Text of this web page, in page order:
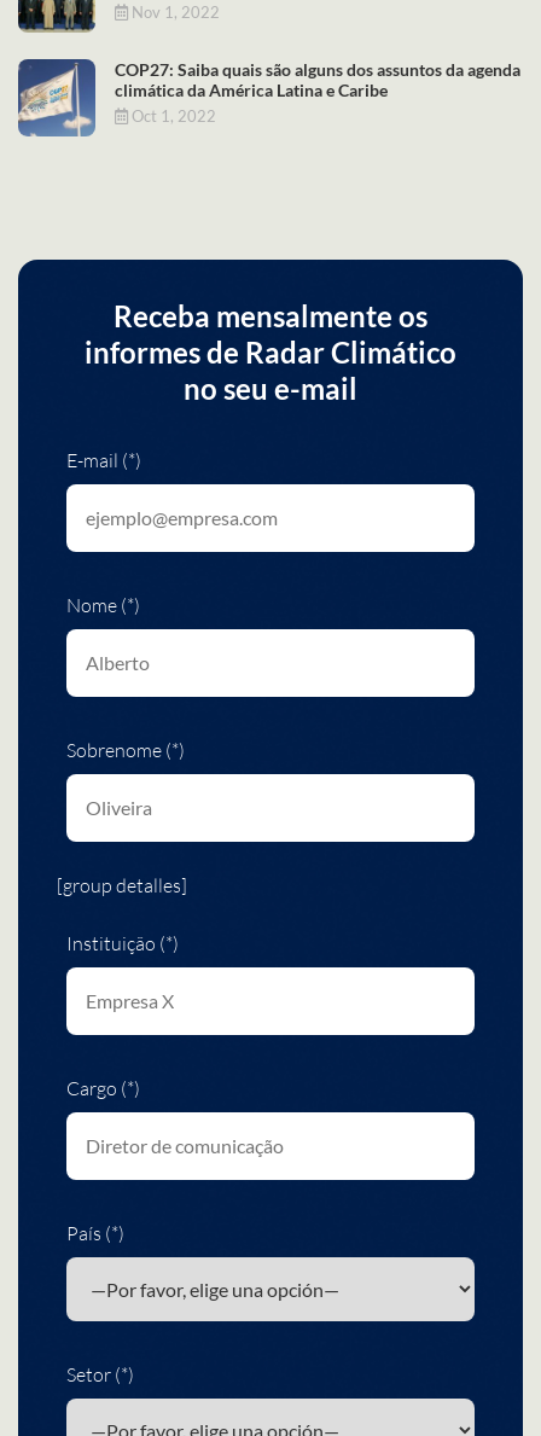
Nov 1, 2022
COP27: Saiba quais são alguns dos assuntos da agenda
climática da América Latina e Caribe
Oct 1, 2022
Receba mensalmente os
informes de Radar Climático
no seu e-mail
E-mail (*)
Nome (*)
Sobrenome (*)
[group detalles]
Instituição (*)
Cargo (*)
País (*)
Setor (*)